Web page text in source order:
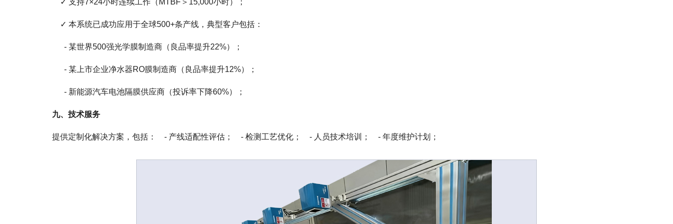
✓ 本系统已成功应用于全球500+条产线，典型客户包括：
- 某世界500强光学膜制造商（良品率提升22%）；
- 某上市企业净水器RO膜制造商（良品率提升12%）；
- 新能源汽车电池隔膜供应商（投诉率下降60%）；
九、技术服务
提供定制化解决方案，包括： - 产线适配性评估； - 检测工艺优化； - 人员技术培训； - 年度维护计划；